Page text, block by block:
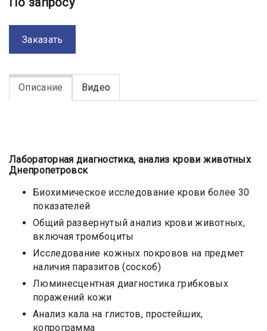
Заказать
Описание Видео
Лабораторная диагностика, анализ крови животных
Днепропетровск
Биохимическое исследование крови более 30
показателей
Общий развернутый анализ крови животных,
включая тромбоциты
Исследование кожных покровов на предмет
наличия паразитов (соскоб)
Люминесцентная диагностика грибковых
поражений кожи
Анализ кала на глистов, простейших,
копрограмма